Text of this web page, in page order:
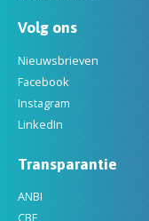
Volg ons
Nieuwsbrieven
Facebook
Instagram
LinkedIn
Transparantie
ANBI
CBF